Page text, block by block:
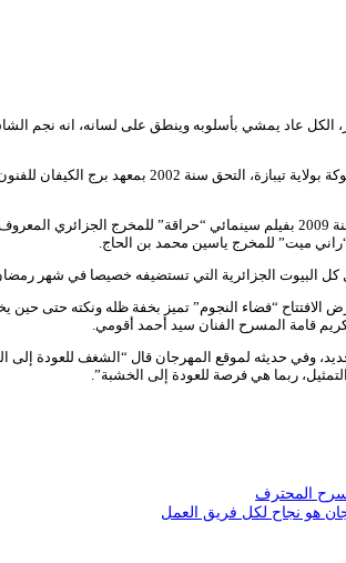
ومن الفن الرابع دخل عالم السينما لتكون أولى تجاربه سنة 2009
ميت” للمخرج ياسين محمد بن الحاج.
كل البيوت الجزائرية التي تستضيفه خصيصا في شهر
قامة المسرح الفنان سيد أحمد أقومي.
ربما هي فرصة للعودة إلى الخشبة”.
هو نجاح لكل فريق العمل